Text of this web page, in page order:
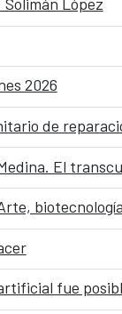
2026
de
El
fue